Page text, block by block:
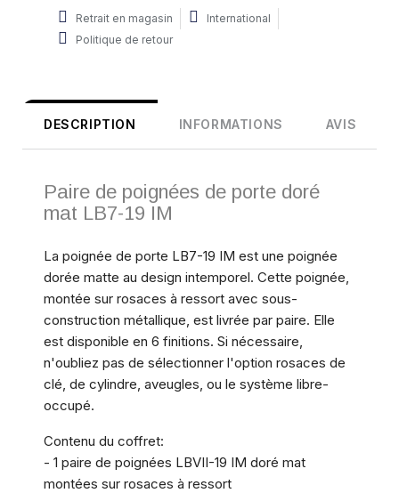
Retrait en magasin
International
Politique de retour
DESCRIPTION INFORMATIONS AVIS
Paire de poignées de porte doré
mat LB7-19 IM
La poignée de porte LB7-19 IM est une poignée
dorée matte au design intemporel. Cette poignée,
montée sur rosaces à ressort avec sous-
construction métallique, est livrée par paire. Elle
est disponible en 6 finitions. Si nécessaire,
n'oubliez pas de sélectionner l'option rosaces de
clé, de cylindre, aveugles, ou le système libre-
occupé.
Contenu du coffret:
- 1 paire de poignées LBVII-19 IM doré mat
montées sur rosaces à ressort